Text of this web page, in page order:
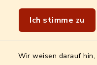
Ich stimme zu
Wir weisen darauf
Wir sind Genussort!